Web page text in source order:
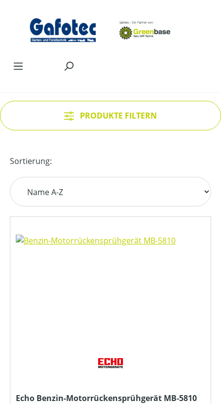
PRODUKTE FILTERN
Sortierung:
Echo Benzin-Motorrückensprühgerät MB-5810